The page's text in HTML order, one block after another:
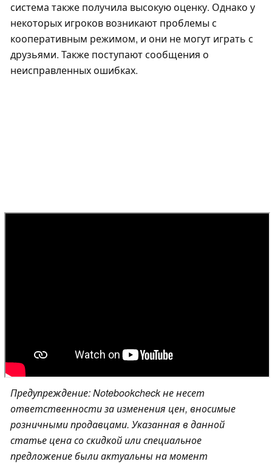
система также получила высокую оценку. Однако у
некоторых игроков возникают проблемы с
кооперативным режимом, и они не могут играть с
друзьями. Также поступают сообщения о
неисправленных ошибках.
Предупреждение: Notebookcheck не несет
ответственности за изменения цен, вносимые
розничными продавцами. Указанная в данной
статье цена со скидкой или специальное
предложение были актуальны на момент